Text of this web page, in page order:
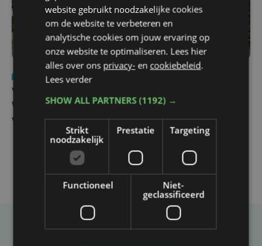
Nieuws
wo 5 augustus | 11:57
Vier Oostendse gynaecologen versterken dienst in AZ
West, dat ook een nieuwe voltijdse gynaecoloog
verwelkomt
website gebruikt noodzakelijke cookies
om de website te verbeteren en
analytische cookies om jouw ervaring op
onze website te optimaliseren. Lees hier
alles over ons privacy- en cookiebeleid.
Lees verder
SHOW ALL PARTNERS(1192) →
Strikt
noodzakelijk
Prestatie Targeting
Functioneel
Niet-
geclassificeerd